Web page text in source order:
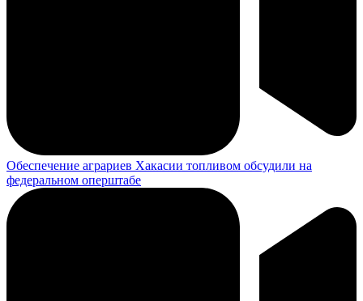
Обеспечение аграриев Хакасии топливом обсудили на
федеральном оперштабе